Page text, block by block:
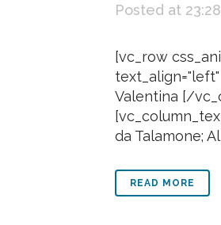
Posted at
[vc_row
Valentina [/
da Talamone;
READ MORE